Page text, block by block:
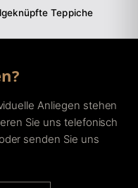
Teppiche
Anliegen stehen
Sie uns telefonisch
senden Sie uns